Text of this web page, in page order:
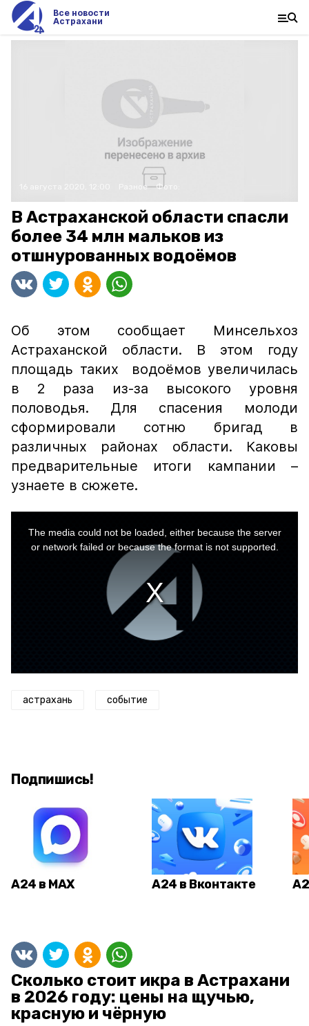
Все новости
Астрахани
Разное Фото:
В Астраханской области спасли
более 34 млн мальков из
отшнурованных водоёмов
Об этом сообщает Минсельхоз
Астраханской области. В этом году
площадь таких водоёмов увеличилась
в 2 раза из-за высокого уровня
половодья. Для спасения молоди
сформировали сотню бригад в
различных районах области. Каковы
предварительные итоги кампании –
узнаете в сюжете.
The media could not be loaded, either because the server
or network failed or because the format is not supported.
астрахань событие
Подпишись!
А24 в MAX А24 в Вконтакте
Сколько стоит икра в Астрахани
в 2026 году: цены на щучью,
красную и чёрную